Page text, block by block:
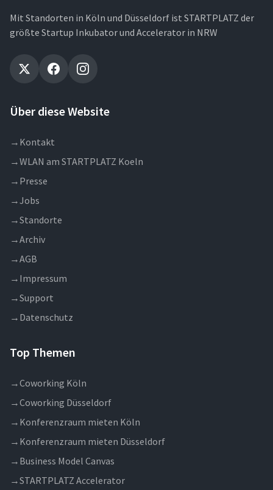
Mit Standorten in Köln und Düsseldorf ist STARTPLATZ der
größte Startup Inkubator und Accelerator in NRW
Über diese Website
→ Kontakt
→WLAN am STARTPLATZ Koeln
→ Presse
→Jobs
→Standorte
→Archiv
→AGB
→ Impressum
→Support
→ Datenschutz
Top Themen
→Coworking Köln
→Coworking Düsseldorf
→ Konferenzraum mieten Köln
→ Konferenzraum mieten Düsseldorf
→ Business Model Canvas
→STARTPLATZ Accelerator